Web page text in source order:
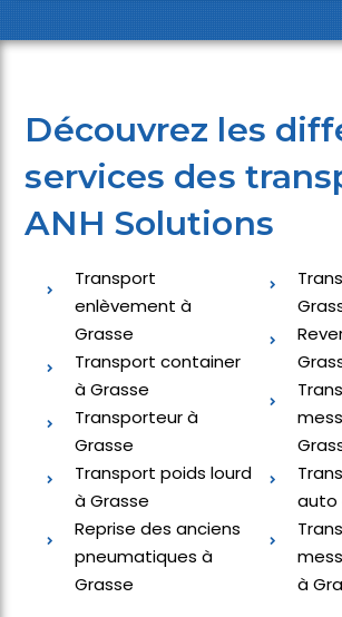
Découvrez les
services des
ANH Solutions
Transport
enlèvement à
Grasse
Transport container
à Grasse
Transporteur à
Grasse
Transport poids lourd
à Grasse
Reprise des anciens
pneumatiques à
Grasse
auto
à